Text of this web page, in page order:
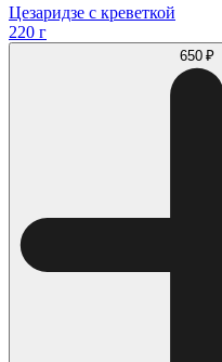
Цезаридзе с креветкой
220 г
650 ₽